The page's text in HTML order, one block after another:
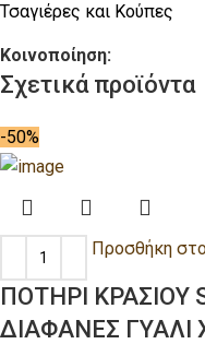
Τσαγιέρες και Κούπες
Κοινοποίηση:
Σχετικά προϊόντα
-50%
Προσθήκη
ΠΟΤΗΡΙ ΚΡΑΣΙΟΥ
ΔΙΑΦΑΝΕΣ ΓΥΑΛΙ